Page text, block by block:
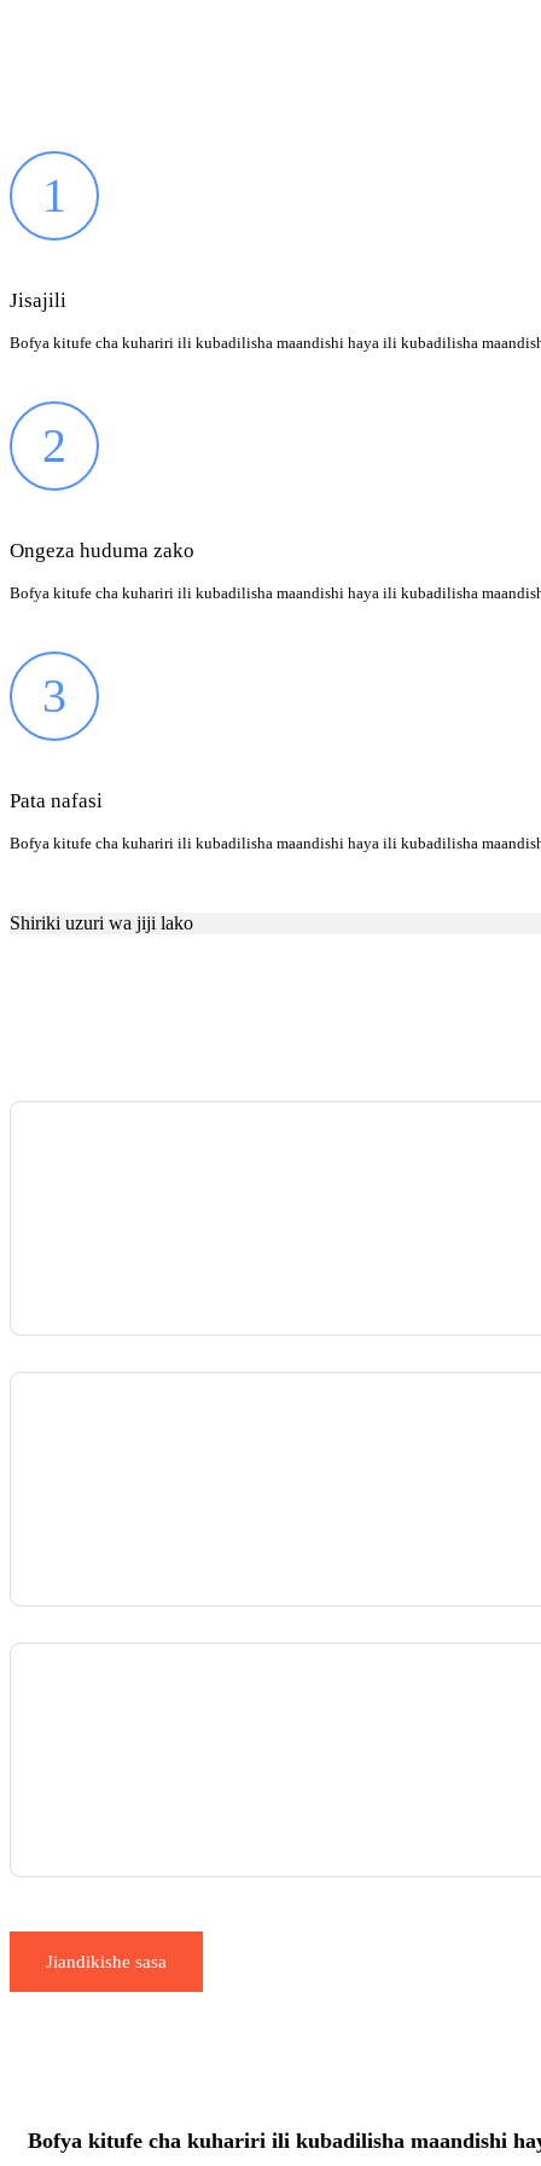
1
Jisajili
Bofya kitufe cha kuhariri ili kubadilisha maandishi haya ili kubadilisha
2
Ongeza huduma zako
Bofya kitufe cha kuhariri ili kubadilisha maandishi haya ili kubadilisha
3
Pata nafasi
Bofya kitufe cha kuhariri ili kubadilisha maandishi haya ili kubadilisha
Shiriki uzuri wa jiji lako
Jiandikishe sasa
Bofya kitufe cha kuhariri ili kubadilisha maandishi